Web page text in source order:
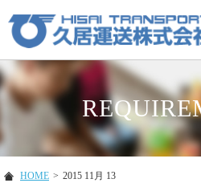
HOME > 2015 11月 13